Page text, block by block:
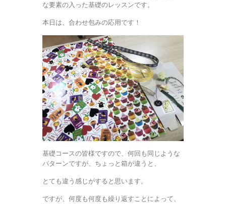
な要素の入った基礎のレッスンです。
本日は、合わせ包みの応用です！
基礎コースの皆様ですので、何回も同じような
パターンですが、ちょっと箱が違うと、
とても違う感じがすると思います。
ですが、何度も何度も繰り返すことによって、